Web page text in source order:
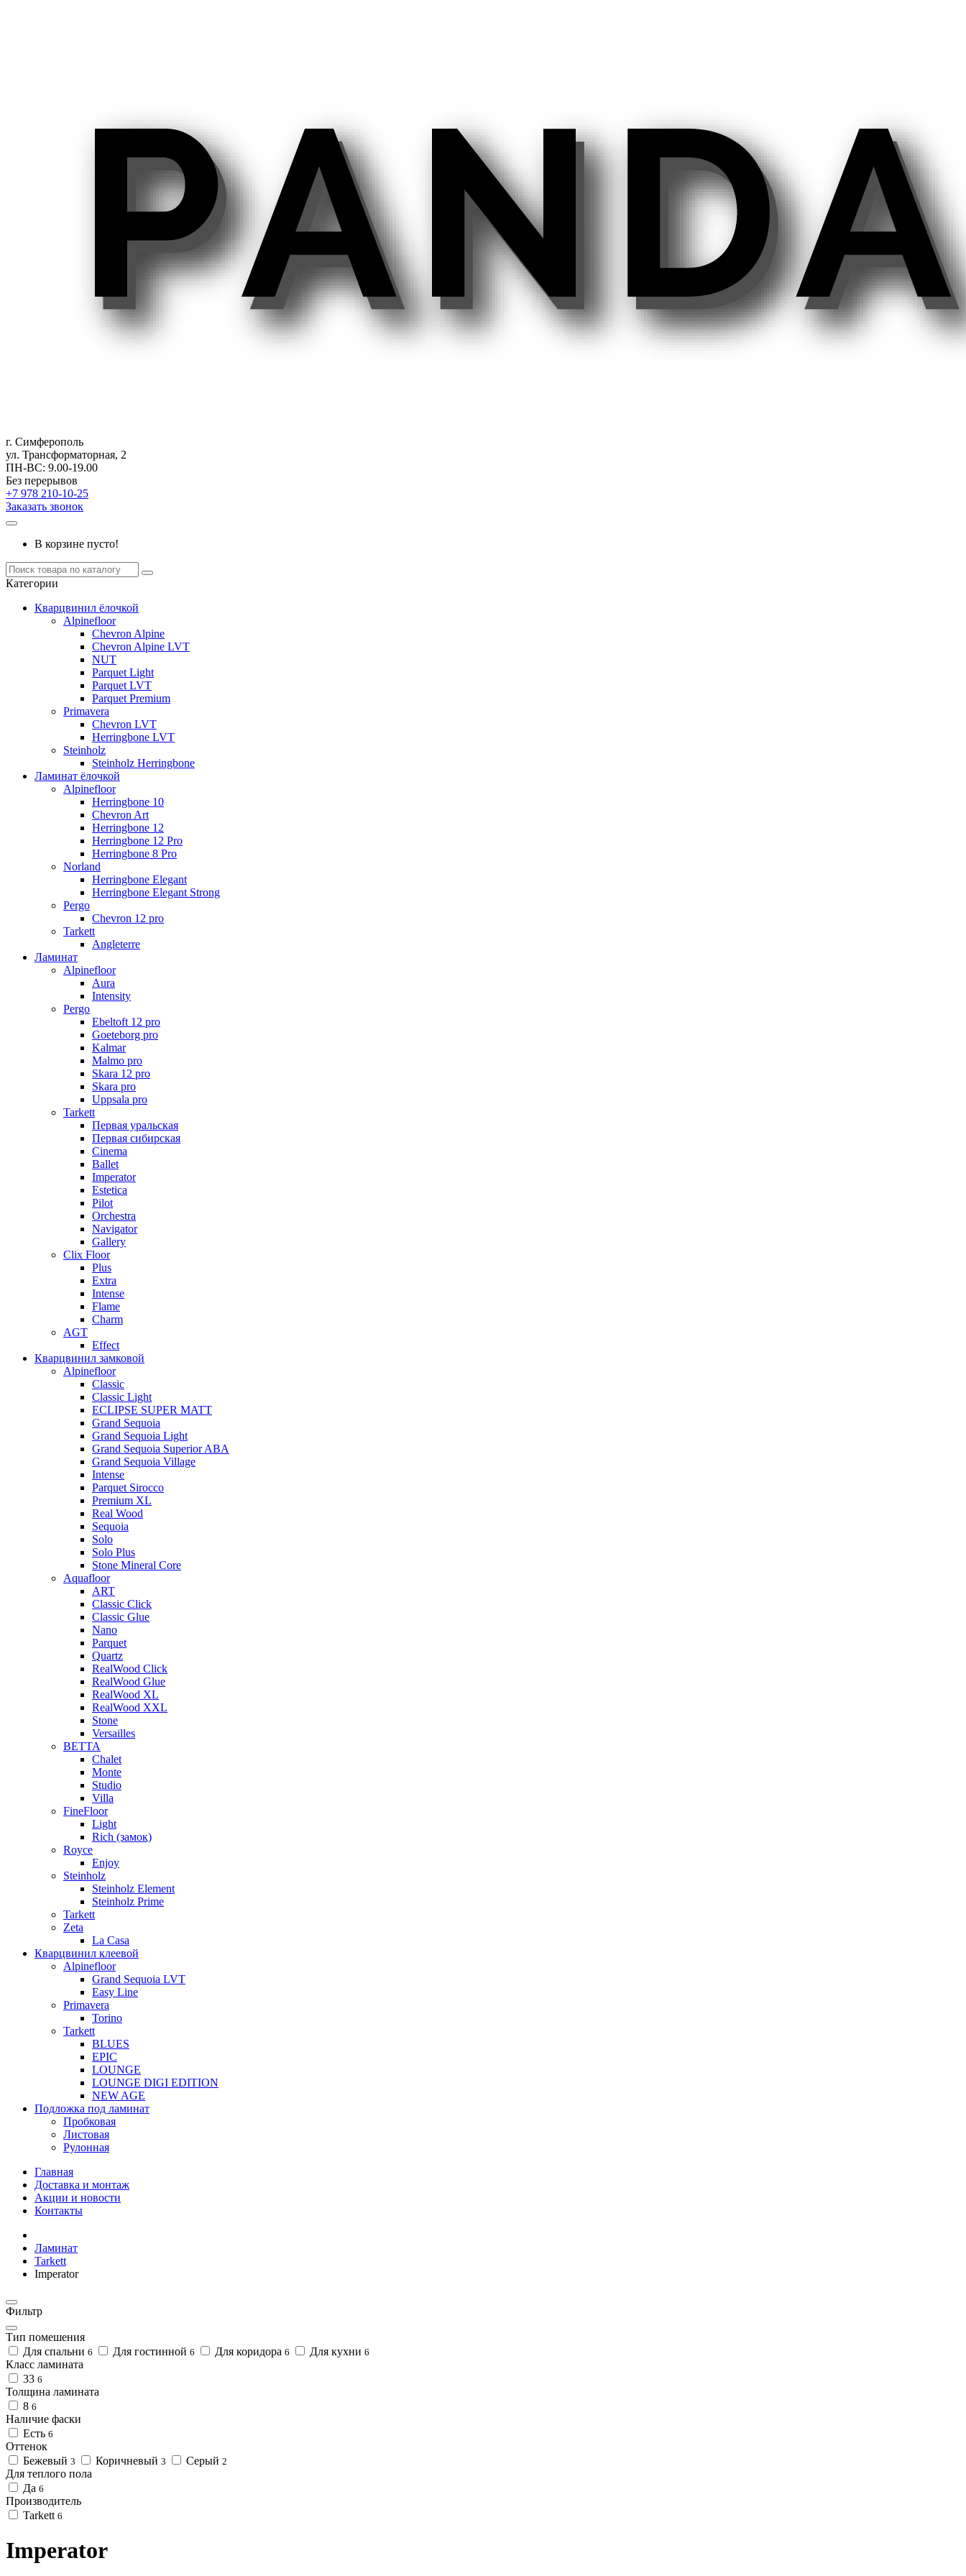
г. Симферополь
ул. Трансформаторная, 2
ПН-ВС: 9.00-19.00
Без перерывов
+7 978 210-10-25
Заказать звонок
В корзине пусто!
Категории
Кварцвинил ёлочкой
Alpinefloor
Chevron Alpine
Chevron Alpine LVT
NUT
Parquet Light
Parquet LVT
Parquet Premium
Primavera
Chevron LVT
Herringbone LVT
Steinholz
Steinholz Herringbone
Ламинат ёлочкой
Alpinefloor
Herringbone 10
Chevron Art
Herringbone 12
Herringbone 12 Pro
Herringbone 8 Pro
Norland
Herringbone Elegant
Herringbone Elegant Strong
Pergo
Chevron 12 pro
Tarkett
Angleterre
Ламинат
Alpinefloor
Aura
Intensity
Pergo
Ebeltoft 12 pro
Goeteborg pro
Kalmar
Malmo pro
Skara 12 pro
Skara pro
Uppsala pro
Tarkett
Первая уральская
Первая сибирская
Cinema
Ballet
Imperator
Estetica
Pilot
Orchestra
Navigator
Gallery
Clix Floor
Plus
Extra
Intense
Flame
Charm
AGT
Effect
Кварцвинил замковой
Alpinefloor
Classic
Classic Light
ECLIPSE SUPER MATT
Grand Sequoia
Grand Sequoia Light
Grand Sequoia Superior ABA
Grand Sequoia Village
Intense
Parquet Sirocco
Premium XL
Real Wood
Sequoia
Solo
Solo Plus
Stone Mineral Core
Aquafloor
ART
Classic Click
Classic Glue
Nano
Parquet
Quartz
RealWood Click
RealWood Glue
RealWood XL
RealWood XXL
Stone
Versailles
BETTA
Chalet
Monte
Studio
Villa
FineFloor
Light
Rich (замок)
Royce
Enjoy
Steinholz
Steinholz Element
Steinholz Prime
Tarkett
Zeta
La Casa
Кварцвинил клеевой
Alpinefloor
Grand Sequoia LVT
Easy Line
Primavera
Torino
Tarkett
BLUES
EPIC
LOUNGE
LOUNGE DIGI EDITION
NEW AGE
Подложка под ламинат
Пробковая
Листовая
Рулонная
Главная
Доставка и монтаж
Акции и новости
Контакты
Ламинат
Tarkett
Imperator
Фильтр
Тип помешения
Для спальни 6 Для гостинной 6 Для коридора 6 Для кухни 6
Класс ламината
33 6
Толщина ламината
8 6
Наличие фаски
Есть 6
Оттенок
Бежевый 3 Коричневый 3 Серый 2
Для теплого пола
Да 6
Производитель
Tarkett 6
Imperator